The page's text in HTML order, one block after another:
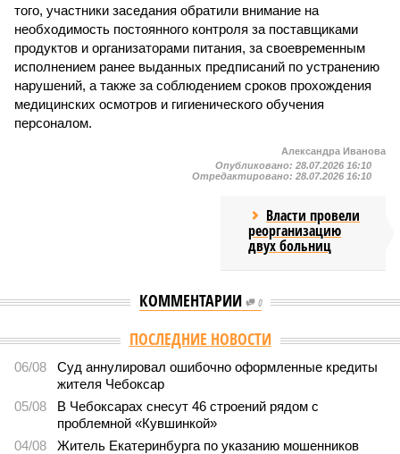
того, участники заседания обратили внимание на
необходимость постоянного контроля за поставщиками
продуктов и организаторами питания, за своевременным
исполнением ранее выданных предписаний по устранению
нарушений, а также за соблюдением сроков прохождения
медицинских осмотров и гигиенического обучения
персоналом.
Александра Иванова
Опубликовано: 28.07.2026 16:10
Отредактировано: 28.07.2026 16:10
Власти провели
реорганизацию
двух больниц
КОММЕНТАРИИ 0
ПОСЛЕДНИЕ НОВОСТИ
06/08
Суд аннулировал ошибочно оформленные кредиты
жителя Чебоксар
05/08
В Чебоксарах снесут 46 строений рядом с
проблемной «Кувшинкой»
04/08
Житель Екатеринбурга по указанию мошенников